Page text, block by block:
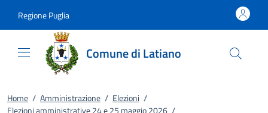
Regione Puglia
Comune di Latiano
Home / Amministrazione / Elezioni /
Elezioni amministrative 24 e 25 maggio 2026 /